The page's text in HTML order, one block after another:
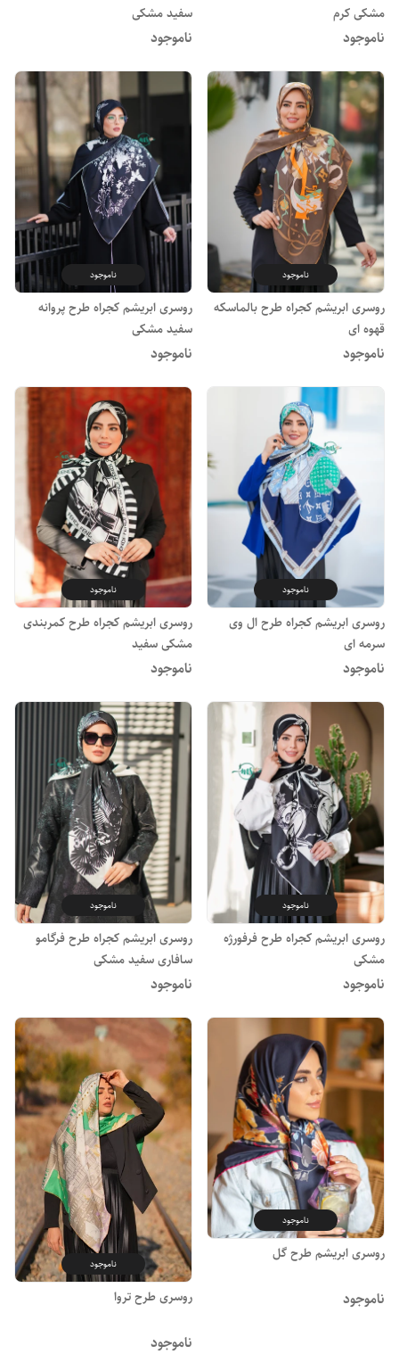
مشکی کرم
ناموجود
سفید مشکی
ناموجود
ناموجود
روسری ابریشم کجراه طرح بالماسکه
قهوه ای
ناموجود
ناموجود
روسری ابریشم کجراه طرح پروانه
سفید مشکی
ناموجود
ناموجود
روسری ابریشم کجراه طرح ال وی
سرمه ای
ناموجود
ناموجود
روسری ابریشم کجراه طرح کمربندی
مشکی سفید
ناموجود
ناموجود
روسری ابریشم کجراه طرح فرفورژه
مشکی
ناموجود
ناموجود
روسری ابریشم کجراه طرح فرگامو
سافاری سفید مشکی
ناموجود
ناموجود
روسری ابریشم طرح گل
ناموجود
ناموجود
روسری طرح تروا
ناموجود